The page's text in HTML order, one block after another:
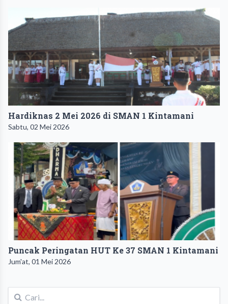
Hardiknas 2 Mei 2026 di SMAN 1 Kintamani
Sabtu, 02 Mei 2026
Puncak Peringatan HUT Ke 37 SMAN 1 Kintamani
Jum'at, 01 Mei 2026